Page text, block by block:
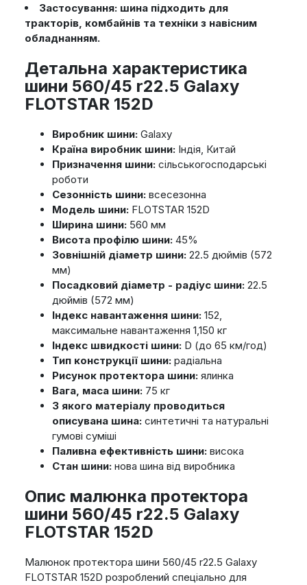
Застосування: шина підходить для
тракторів, комбайнів та техніки з навісним
обладнанням.
Детальна характеристика
шини 560/45 r22.5 Galaxy
FLOTSTAR 152D
Виробник шини:Galaxy
Країна виробник шини:Індія, Китай
Призначення шини:сільськогосподарські
роботи
Сезонність шини:всесезонна
Модель шини:FLOTSTAR 152D
Ширина шини:560 мм
Висота профілю шини:45%
Зовнішній діаметр шини:22.5 дюймів (572
мм)
Посадковий діаметр - радіус шини:22.5
дюймів (572 мм)
Індекс навантаження шини:152,
максимальне навантаження 1,150 кг
Індекс швидкості шини:D (до 65 км/год)
Тип конструкції шини:радіальна
Рисунок протектора шини:ялинка
Вага, маса шини:75 кг
З якого матеріалу проводиться
описувана шина:синтетичні та натуральні
гумові суміші
Паливна ефективність шини:висока
Стан шини:нова шина від виробника
Опис малюнка протектора
шини 560/45 r22.5 Galaxy
FLOTSTAR 152D
Малюнок протектора шини 560/45 r22.5 Galaxy
FLOTSTAR 152D розроблений спеціально для